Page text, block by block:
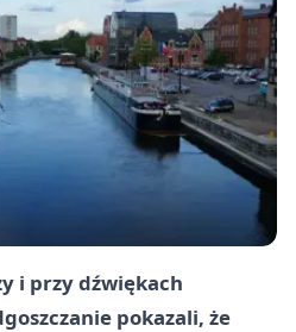
i przy dźwiękach
pokazali, że